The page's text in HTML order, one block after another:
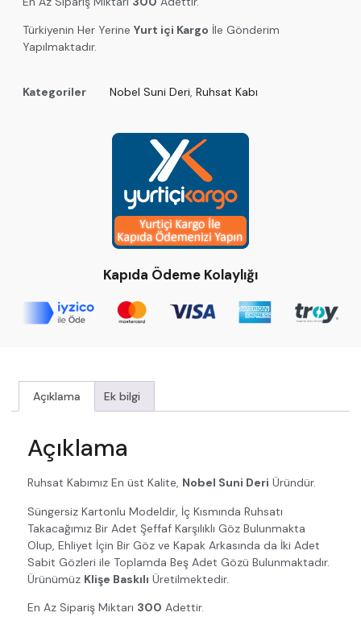
Türkiyenin Her Yerine Yurt içi Kargo İle Gönderim
Yapılmaktadır.
Kategoriler Nobel Suni Deri, Ruhsat Kabı
Kapıda Ödeme Kolaylığı
Açıklama Ek bilgi
Açıklama
Ruhsat Kabımız En üst Kalite, Nobel Suni Deri Üründür.
Süngersiz Kartonlu Modeldir, İç Kısmında Ruhsatı
Takacağımız Bir Adet Şeffaf Karşılıklı Göz Bulunmakta
Olup, Ehliyet İçin Bir Göz ve Kapak Arkasında da İki Adet
Sabit Gözleri ile Toplamda Beş Adet Gözü Bulunmaktadır.
Ürünümüz Klişe Baskılı Üretilmektedir.
En Az Sipariş Miktarı 300 Adettir.